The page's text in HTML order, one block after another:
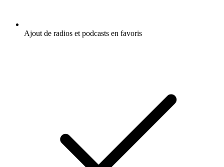
Ajout de radios et podcasts en favoris